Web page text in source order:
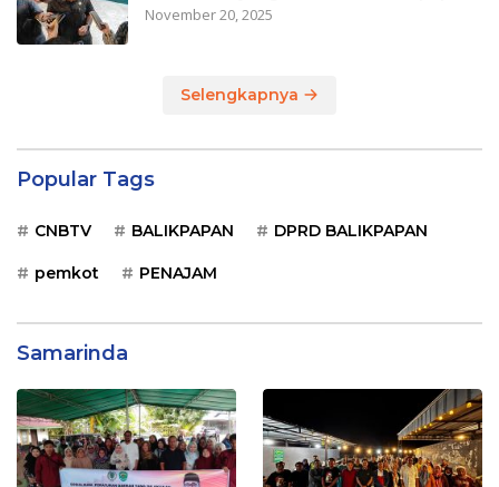
November 20, 2025
Selengkapnya
Popular Tags
CNBTV BALIKPAPAN DPRD BALIKPAPAN
pemkot PENAJAM
Samarinda